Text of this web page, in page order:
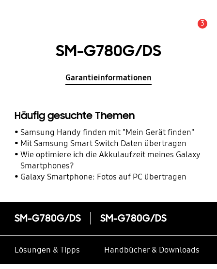
3
SM-G780G/DS
Garantieinformationen
Häufig gesuchte Themen
Samsung Handy finden mit "Mein Gerät finden"
Mit Samsung Smart Switch Daten übertragen
Wie optimiere ich die Akkulaufzeit meines Galaxy
Smartphones?
Galaxy Smartphone: Fotos auf PC übertragen
SM-G780G/DS SM-G780G/DS
Lösungen & Tipps Handbücher & Downloads